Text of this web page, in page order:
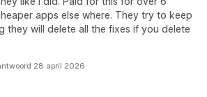
apps else where. They try to keep
they will delete all the fixes if you delete
28 april 2026